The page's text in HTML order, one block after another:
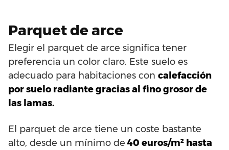
Parquet de arce
Elegir el parquet de arce significa tener
preferencia un color claro. Este suelo es
adecuado para habitaciones con calefacción
por suelo radiante gracias al fino grosor de
las lamas.
El parquet de arce tiene un coste bastante
alto, desde un mínimo de 40 euros/m² hasta